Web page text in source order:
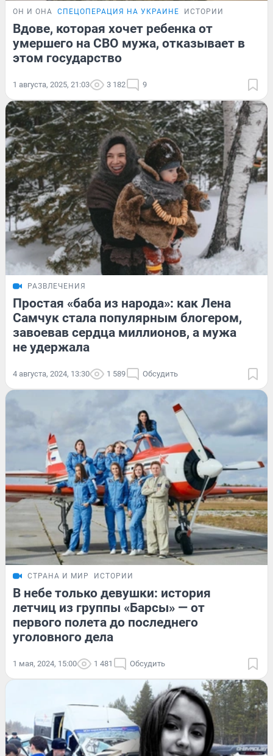
ОН И ОНА СПЕЦОПЕРАЦИЯ НА УКРАИНЕ ИСТОРИИ
Вдове, которая хочет ребенка от
умершего на СВО мужа, отказывает в
этом государство
1 августа, 2025, 21:03 3 182 9
РАЗВЛЕЧЕНИЯ
Простая «баба из народа»: как Лена
Самчук стала популярным блогером,
завоевав сердца миллионов, а мужа
не удержала
4 августа, 2024, 13:30 1 589 Обсудить
СТРАНА И МИР ИСТОРИИ
В небе только девушки: история
летчиц из группы «Барсы» — от
первого полета до последнего
уголовного дела
1 мая, 2024, 15:00 1 481 Обсудить